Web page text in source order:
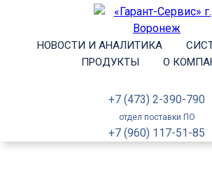
НОВОСТИ И АНАЛИТИКА
ПРОДУКТЫ
О
+7 (473) 2-390-790
отдел поставки ПО
+7 (960) 117-51-85